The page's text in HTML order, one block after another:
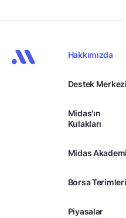
Hakkımızda
Destek Merkezi
Midas'ın
Kulakları
Midas Akademi
Borsa Terimleri
Piyasalar